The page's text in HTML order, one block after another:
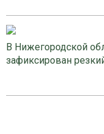
В Нижегородской
зафиксирован